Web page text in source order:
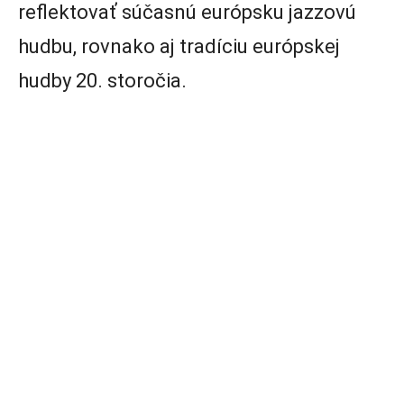
reflektovať súčasnú európsku jazzovú
hudbu, rovnako aj tradíciu európskej
hudby 20. storočia.